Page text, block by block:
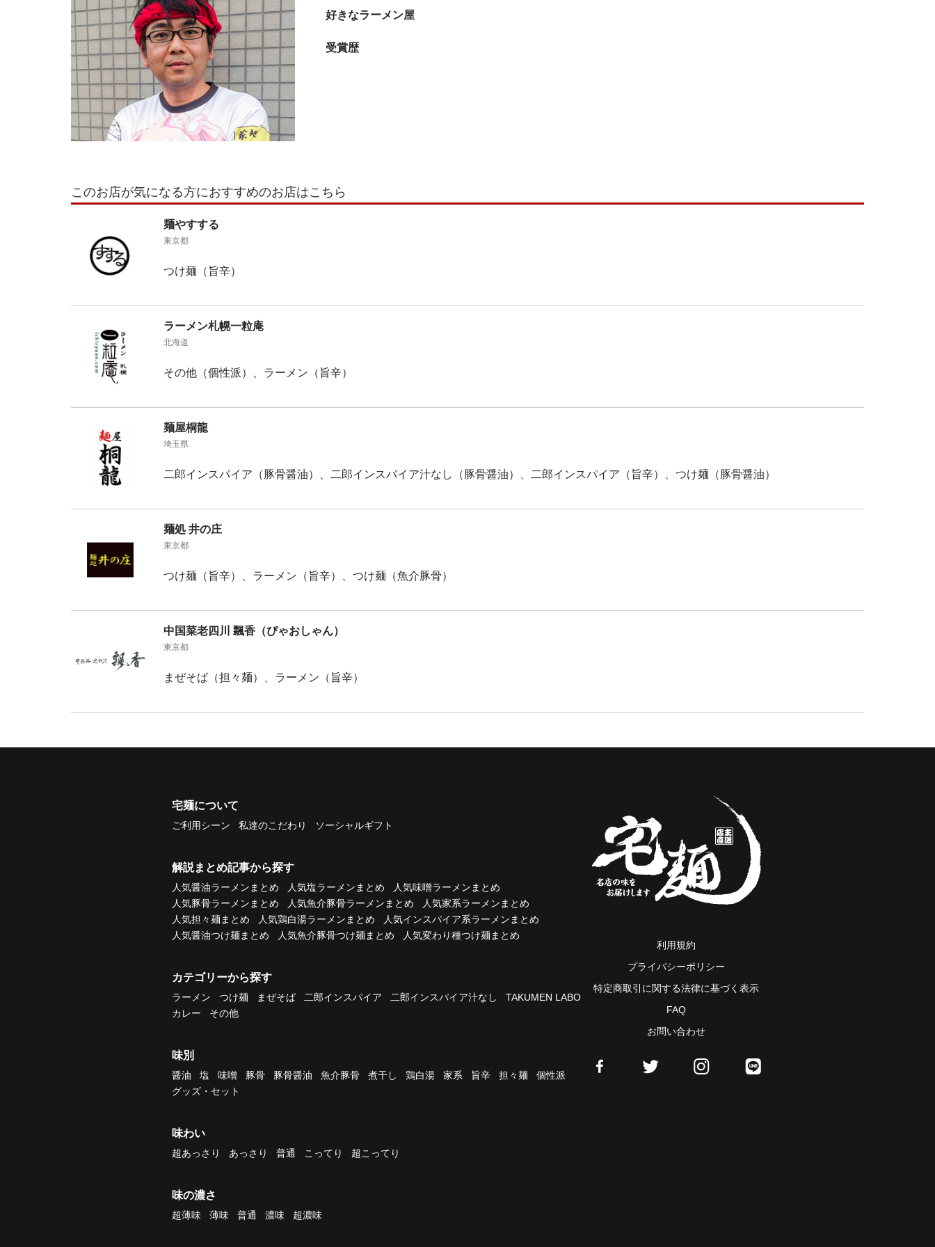
好きなラーメン屋
受賞歴
このお店が気になる方におすすめのお店はこちら
麺やすする
東京都
つけ麺（旨辛）
ラーメン札幌一粒庵
北海道
その他（個性派）、ラーメン（旨辛）
麺屋桐龍
埼玉県
二郎インスパイア（豚骨醤油）、二郎インスパイア汁なし（豚骨醤油）、二郎インスパイア（旨辛）、つけ麺（豚骨醤油）
麺処 井の庄
東京都
つけ麺（旨辛）、ラーメン（旨辛）、つけ麺（魚介豚骨）
中国菜老四川 飄香（ぴゃおしゃん）
東京都
まぜそば（担々麺）、ラーメン（旨辛）
宅麺について
ご利用シーン 私達のこだわり ソーシャルギフト
解説まとめ記事から探す
人気醤油ラーメンまとめ 人気塩ラーメンまとめ
人気味噌ラーメンまとめ
人気豚骨ラーメンまとめ
人気魚介豚骨ラーメンまとめ
人気家系ラーメンまとめ
人気担々麺まとめ
人気鶏白湯ラーメンまとめ
人気インスパイア系ラーメンまとめ
人気醤油つけ麺まとめ
人気魚介豚骨つけ麺まとめ 人気変わり種つけ麺まとめ
カテゴリーから探す
ラーメン つけ麺 まぜそば 二郎インスパイア 二郎インスパイア汁なし
TAKUMEN LABO
カレー
その他
味別
醤油 塩 味噌 豚骨 豚骨醤油 魚介豚骨 煮干し 鶏白湯 家系 旨辛 担々麺
個性派
グッズ・セット
味わい
超あっさり あっさり 普通 こってり 超こってり
味の濃さ
超薄味 薄味 普通 濃味 超濃味
利用規約
プライバシーポリシー
特定商取引に関する法律に基づく表示
FAQ
お問い合わせ